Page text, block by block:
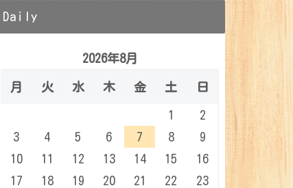
Daily
2026年8月
月 火 水 木 金 土 日
1
2
3
4 5 6 7 8
9
10
11 12 13 14 15
16
17
18 19 20 21 22
23